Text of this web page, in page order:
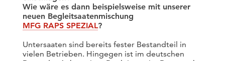
Wie wäre es dann beispielsweise mit unserer
neuen Begleitsaatenmischung
MFG RAPS SPEZIAL?
Untersaaten sind bereits fester Bestandteil in
vielen Betrieben. Hingegen ist im deutschen